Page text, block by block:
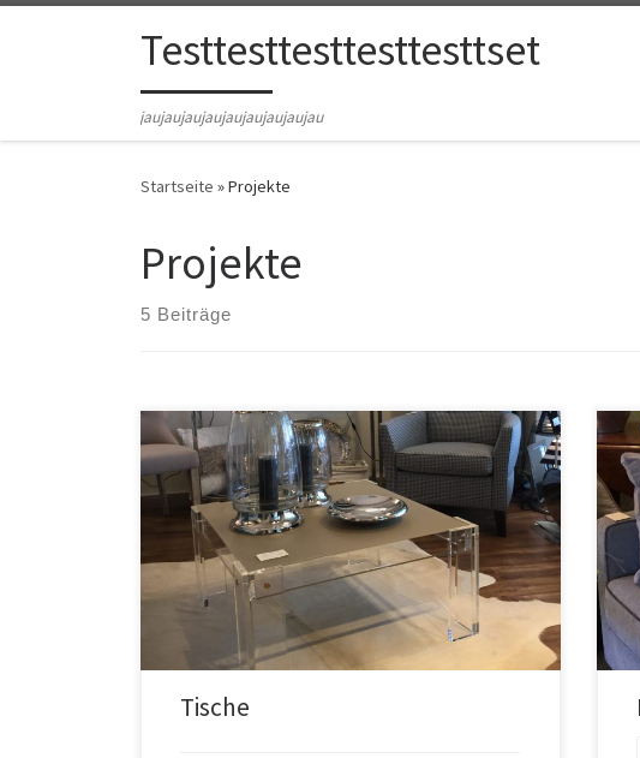
Zum Inhalt springenTesttesttesttesttesttset
jaujaujaujaujaujaujaujaujau
Startseite »Projekte
Projekte
5 Beiträge
Tische